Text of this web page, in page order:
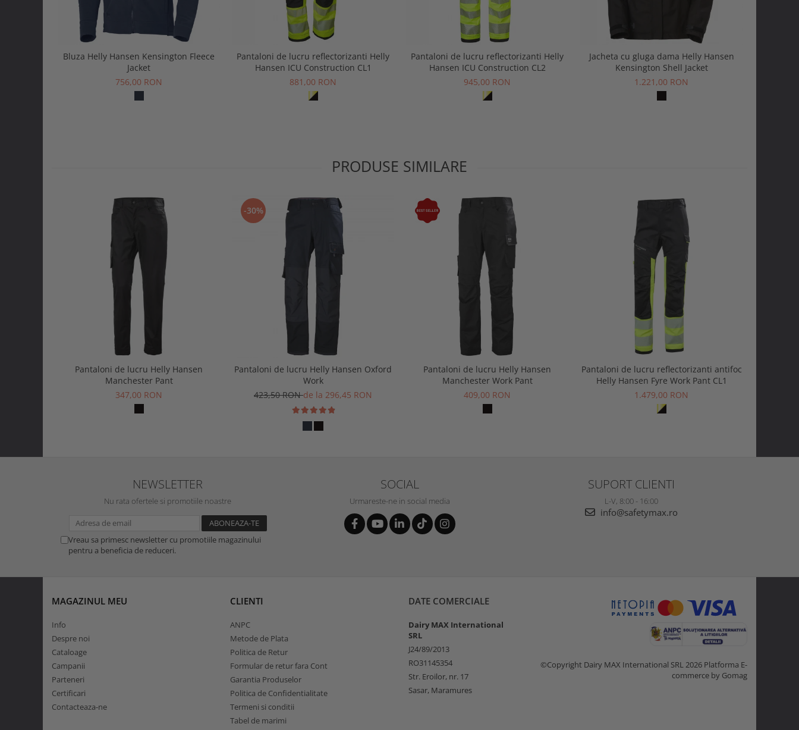
Bluza Helly Hansen Kensington Fleece
Jacket
756,00 RON
Pantaloni de lucru reflectorizanti Helly
Hansen ICU Construction CL1
881,00 RON
Pantaloni de lucru reflectorizanti Helly
Hansen ICU Construction CL2
945,00 RON
Jacheta cu gluga dama Helly Hansen
Kensington Shell Jacket
1.221,00 RON
PRODUSE SIMILARE
Pantaloni de lucru Helly Hansen
Manchester Pant
347,00 RON
-30%
Pantaloni de lucru Helly Hansen Oxford
Work
423,50 RONde la 296,45 RON
Pantaloni de lucru Helly Hansen
Manchester Work Pant
409,00 RON
Pantaloni de lucru reflectorizanti antifoc
Helly Hansen Fyre Work Pant CL1
1.479,00 RON
NEWSLETTER
Nu rata ofertele si promotiile noastre
Vreau sa primesc newsletter cu promotiile magazinului
pentru a beneficia de reduceri.
SOCIAL
Urmareste-ne in social media
SUPORT CLIENTI
L-V, 8:00 - 16:00
info@safetymax.ro
MAGAZINUL MEU
Info
Despre noi
Cataloage
Campanii
Parteneri
Certificari
Contacteaza-ne
CLIENTI
ANPC
Metode de Plata
Politica de Retur
Formular de retur fara Cont
Garantia Produselor
Politica de Confidentialitate
Termeni si conditii
Tabel de marimi
DATE COMERCIALE
Dairy MAX International
SRL
J24/89/2013
RO31145354
Str. Eroilor, nr. 17
Sasar, Maramures
©Copyright Dairy MAX International SRL 2026 Platforma E-
commerce by Gomag